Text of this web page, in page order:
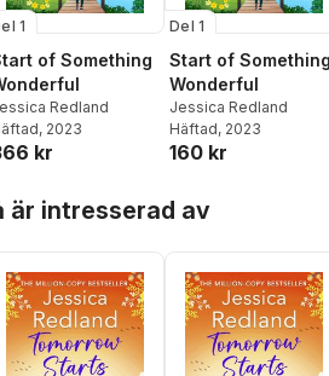
1
of Something
Redland
, 2023
kr
Del 1
Start of
Wonderful
Jessica Redland
Häftad, 2023
160 kr
är intresserad av